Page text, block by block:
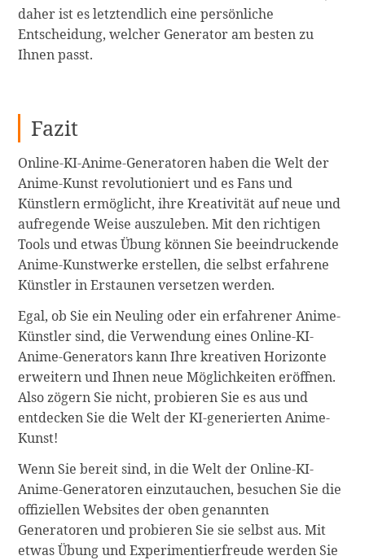
daher ist es letztendlich eine persönliche
Entscheidung, welcher Generator am besten zu
Ihnen passt.
Fazit
Online-KI-Anime-Generatoren haben die Welt der
Anime-Kunst revolutioniert und es Fans und
Künstlern ermöglicht, ihre Kreativität auf neue und
aufregende Weise auszuleben. Mit den richtigen
Tools und etwas Übung können Sie beeindruckende
Anime-Kunstwerke erstellen, die selbst erfahrene
Künstler in Erstaunen versetzen werden.
Egal, ob Sie ein Neuling oder ein erfahrener Anime-
Künstler sind, die Verwendung eines Online-KI-
Anime-Generators kann Ihre kreativen Horizonte
erweitern und Ihnen neue Möglichkeiten eröffnen.
Also zögern Sie nicht, probieren Sie es aus und
entdecken Sie die Welt der KI-generierten Anime-
Kunst!
Wenn Sie bereit sind, in die Welt der Online-KI-
Anime-Generatoren einzutauchen, besuchen Sie die
offiziellen Websites der oben genannten
Generatoren und probieren Sie sie selbst aus. Mit
etwas Übung und Experimentierfreude werden Sie